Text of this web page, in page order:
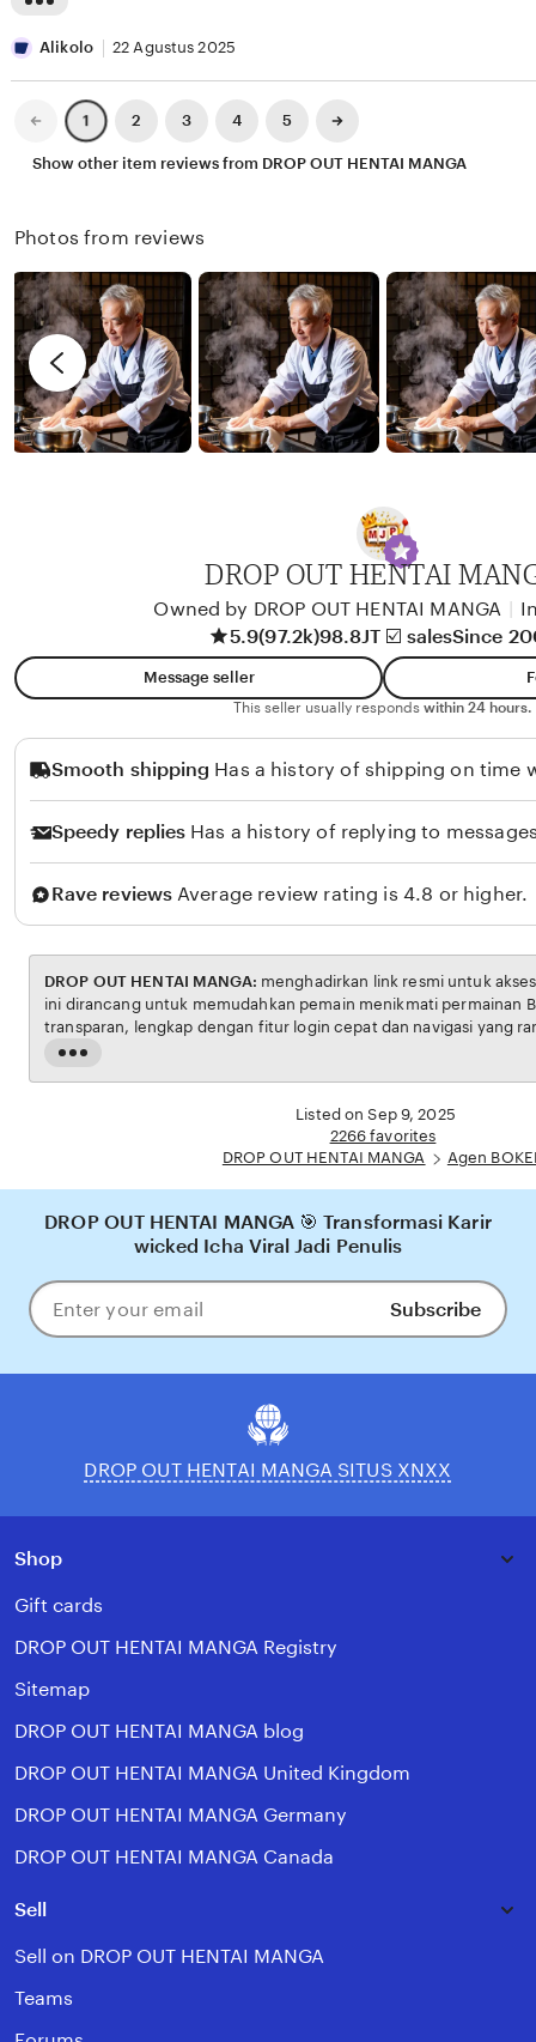
K
y
X
I
I
e
v
y
R
e
n
y
i
s
r
e
v
i
w
b
l
o
Alikolo 22 Agustus 2025
Previous
page
1 2 3 4 5
Next
page
Show other item reviews from DROP OUT HENTAI MANGA
Photos from reviews
DROP OUT HENTAI
Owned by DROP OUT HENTAI MANGA
5.9(97.2k)98.8JT ☑️ salesSince
Message seller
This seller usually responds within 24 hours.
Smooth shipping Has a history of shipping on time
Speedy replies Has a history of replying to
Rave reviews Average review rating is 4.8 or higher.
Read
the
DROP OUT HENTAI MANGA:
ini dirancang untuk memudahkan pemain menikmati permainan BOKEP dengan aman dan
transparan, lengkap dengan fitur login cepat dan navigasi yang ramah pengguna. Setiap
transaksi dijamin aman, sementara update hasil dan informasi permainan selalu tersedia
utama bagi pecinta BOKEP online di Indonesia.
Listed on Sep 9, 2025
2266 favorites
DROP OUT HENTAI MANGA
Agen
DROP OUT HENTAI MANGA 🎯 Transformasi Karir
wicked Icha Viral Jadi Penulis
Enter
your
Subscribe
DROP OUT HENTAI MANGA SITUS XNXX
Shop
Gift cards
DROP OUT HENTAI MANGA Registry
Sitemap
DROP OUT HENTAI MANGA blog
DROP OUT HENTAI MANGA United Kingdom
DROP OUT HENTAI MANGA Germany
DROP OUT HENTAI MANGA Canada
Sell
Sell on DROP OUT HENTAI MANGA
Teams